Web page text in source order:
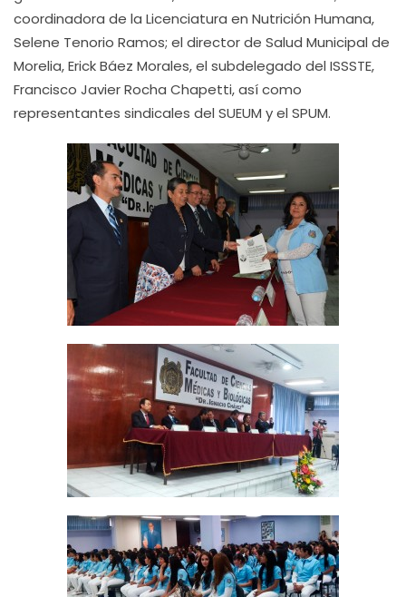
coordinadora de la Licenciatura en Nutrición Humana,
Selene Tenorio Ramos; el director de Salud Municipal de
Morelia, Erick Báez Morales, el subdelegado del ISSSTE,
Francisco Javier Rocha Chapetti, así como
representantes sindicales del SUEUM y el SPUM.